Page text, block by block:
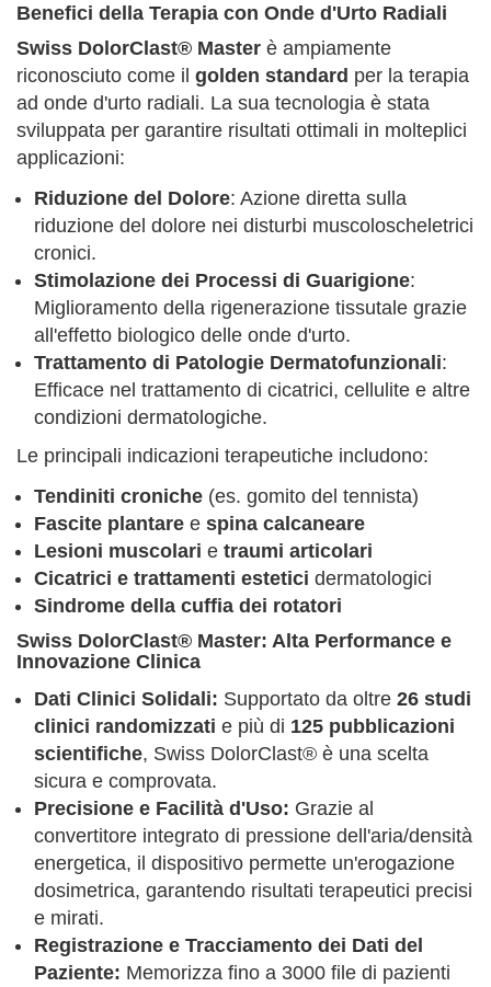
Benefici della Terapia con Onde d'Urto Radiali
Swiss DolorClast® Master è ampiamente
riconosciuto come il golden standard per la terapia
ad onde d'urto radiali. La sua tecnologia è stata
sviluppata per garantire risultati ottimali in molteplici
applicazioni:
Riduzione del Dolore: Azione diretta sulla
riduzione del dolore nei disturbi muscoloscheletrici
cronici.
Stimolazione dei Processi di Guarigione:
Miglioramento della rigenerazione tissutale grazie
all'effetto biologico delle onde d'urto.
Trattamento di Patologie Dermatofunzionali:
Efficace nel trattamento di cicatrici, cellulite e altre
condizioni dermatologiche.
Le principali indicazioni terapeutiche includono:
Tendiniti croniche (es. gomito del tennista)
Fascite plantare e spina calcaneare
Lesioni muscolari e traumi articolari
Cicatrici e trattamenti estetici dermatologici
Sindrome della cuffia dei rotatori
Swiss DolorClast® Master: Alta Performance e
Innovazione Clinica
Dati Clinici Solidali: Supportato da oltre 26 studi
clinici randomizzati e più di 125 pubblicazioni
scientifiche, Swiss DolorClast® è una scelta
sicura e comprovata.
Precisione e Facilità d'Uso: Grazie al
convertitore integrato di pressione dell'aria/densità
energetica, il dispositivo permette un'erogazione
dosimetrica, garantendo risultati terapeutici precisi
e mirati.
Registrazione e Tracciamento dei Dati del
Paziente: Memorizza fino a 3000 file di pazienti